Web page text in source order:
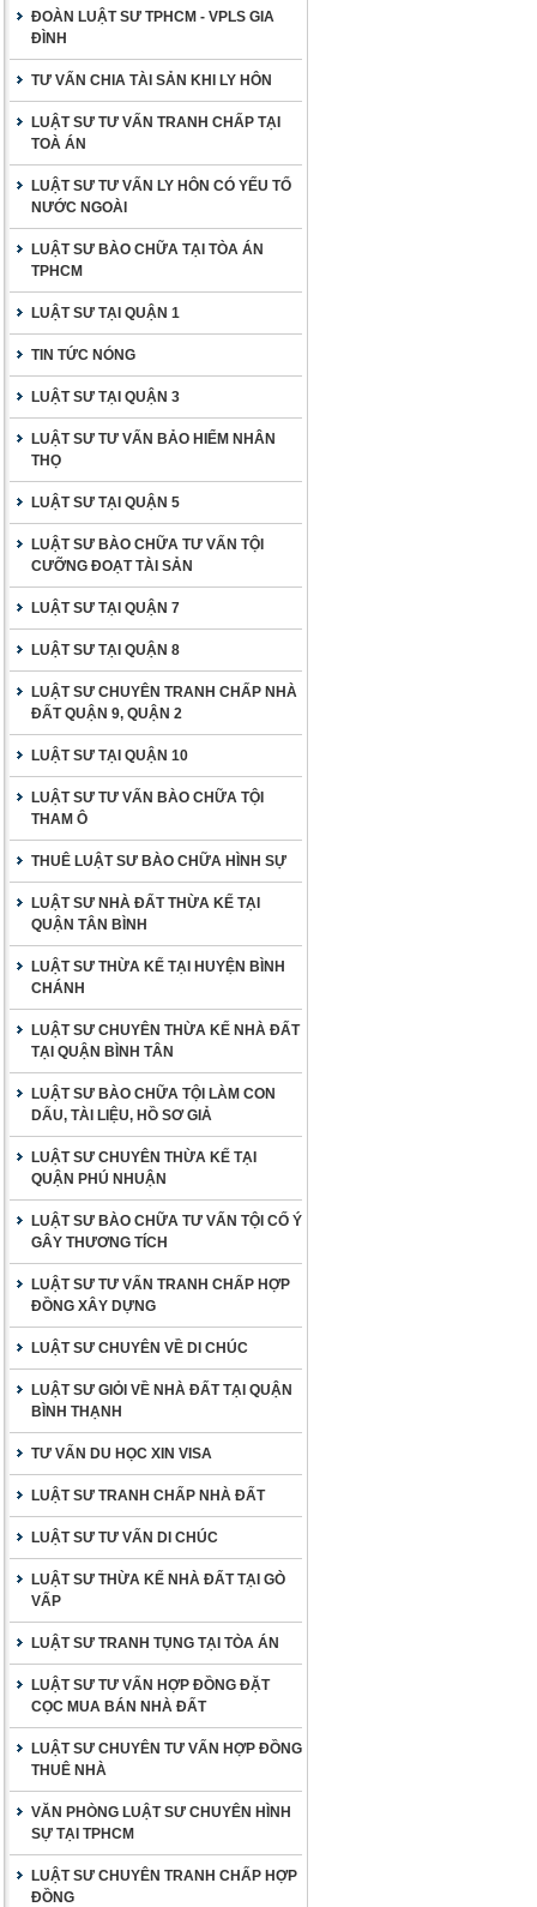
ĐOÀN LUẬT SƯ TPHCM - VPLS GIA
ĐÌNH
TƯ VẤN CHIA TÀI SẢN KHI LY HÔN
LUẬT SƯ TƯ VẤN TRANH CHẤP TẠI
TOÀ ÁN
LUẬT SƯ TƯ VẤN LY HÔN CÓ YẾU TỐ
NƯỚC NGOÀI
LUẬT SƯ BÀO CHỮA TẠI TÒA ÁN
TPHCM
LUẬT SƯ TẠI QUẬN 1
TIN TỨC NÓNG
LUẬT SƯ TẠI QUẬN 3
LUẬT SƯ TƯ VẤN BẢO HIỂM NHÂN
THỌ
LUẬT SƯ TẠI QUẬN 5
LUẬT SƯ BÀO CHỮA TƯ VẤN TỘI
CƯỠNG ĐOẠT TÀI SẢN
LUẬT SƯ TẠI QUẬN 7
LUẬT SƯ TẠI QUẬN 8
LUẬT SƯ CHUYÊN TRANH CHẤP NHÀ
ĐẤT QUẬN 9, QUẬN 2
LUẬT SƯ TẠI QUẬN 10
LUẬT SƯ TƯ VẤN BÀO CHỮA TỘI
THAM Ô
THUÊ LUẬT SƯ BÀO CHỮA HÌNH SỰ
LUẬT SƯ NHÀ ĐẤT THỪA KẾ TẠI
QUẬN TÂN BÌNH
LUẬT SƯ THỪA KẾ TẠI HUYỆN BÌNH
CHÁNH
LUẬT SƯ CHUYÊN THỪA KẾ NHÀ ĐẤT
TẠI QUẬN BÌNH TÂN
LUẬT SƯ BÀO CHỮA TỘI LÀM CON
DẤU, TÀI LIỆU, HỒ SƠ GIẢ
LUẬT SƯ CHUYÊN THỪA KẾ TẠI
QUẬN PHÚ NHUẬN
LUẬT SƯ BÀO CHỮA TƯ VẤN TỘI CỐ Ý
GÂY THƯƠNG TÍCH
LUẬT SƯ TƯ VẤN TRANH CHẤP HỢP
ĐỒNG XÂY DỰNG
LUẬT SƯ CHUYÊN VỀ DI CHÚC
LUẬT SƯ GIỎI VỀ NHÀ ĐẤT TẠI QUẬN
BÌNH THẠNH
TƯ VẤN DU HỌC XIN VISA
LUẬT SƯ TRANH CHẤP NHÀ ĐẤT
LUẬT SƯ TƯ VẤN DI CHÚC
LUẬT SƯ THỪA KẾ NHÀ ĐẤT TẠI GÒ
VẤP
LUẬT SƯ TRANH TỤNG TẠI TÒA ÁN
LUẬT SƯ TƯ VẤN HỢP ĐỒNG ĐẶT
CỌC MUA BÁN NHÀ ĐẤT
LUẬT SƯ CHUYÊN TƯ VẤN HỢP ĐỒNG
THUÊ NHÀ
VĂN PHÒNG LUẬT SƯ CHUYÊN HÌNH
SỰ TẠI TPHCM
LUẬT SƯ CHUYÊN TRANH CHẤP HỢP
ĐỒNG